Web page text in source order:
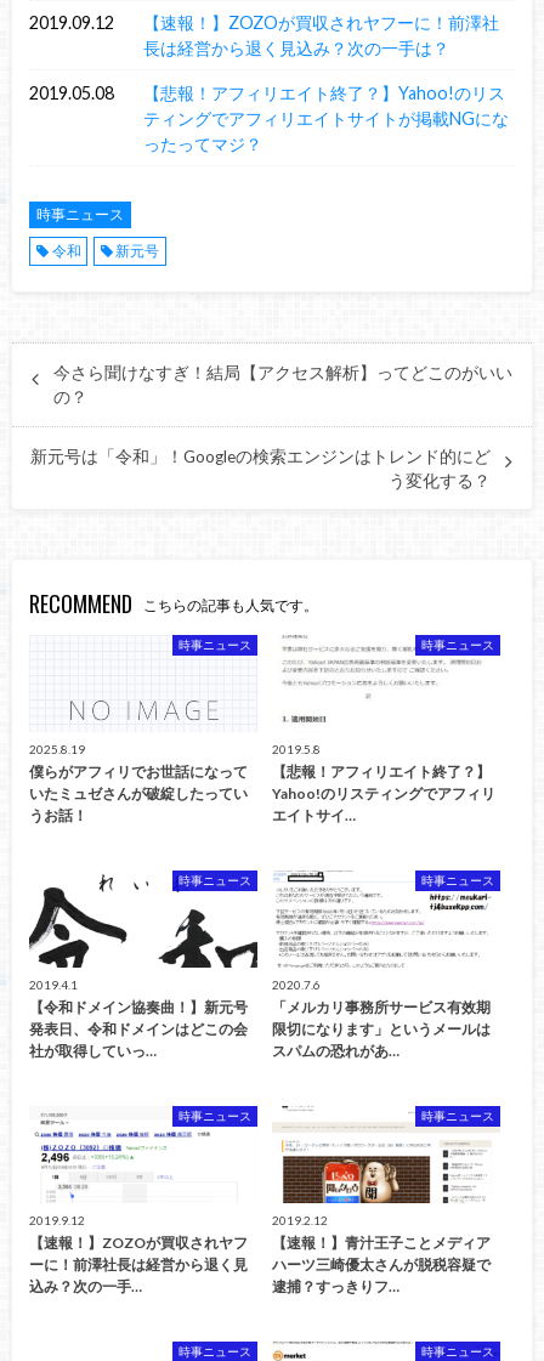
2019.09.12
【速報！】ZOZOが買収されヤフーに！前澤社
長は経営から退く見込み？次の一手は？
2019.05.08
【悲報！アフィリエイト終了？】Yahoo!のリス
ティングでアフィリエイトサイトが掲載NGにな
ったってマジ？
時事ニュース
令和
新元号
今さら聞けなすぎ！結局【アクセス解析】ってどこのがいい
の？
新元号は「令和」！Googleの検索エンジンはトレンド的にど
う変化する？
RECOMMEND こちらの記事も人気です。
時事ニュース
2025.8.19
僕らがアフィリでお世話になって
いたミュゼさんが破綻したってい
うお話！
時事ニュース
2019.5.8
【悲報！アフィリエイト終了？】
Yahoo!のリスティングでアフィリ
エイトサイ…
時事ニュース
2019.4.1
【令和ドメイン協奏曲！】新元号
発表日、令和ドメインはどこの会
社が取得していっ…
時事ニュース
2020.7.6
「メルカリ事務所サービス有效期
限切になります」というメールは
スパムの恐れがあ…
時事ニュース
2019.9.12
【速報！】ZOZOが買収されヤフ
ーに！前澤社長は経営から退く見
込み？次の一手…
時事ニュース
2019.2.12
【速報！】青汁王子ことメディア
ハーツ三崎優太さんが脱税容疑で
逮捕？すっきりフ…
時事ニュース 時事ニュース